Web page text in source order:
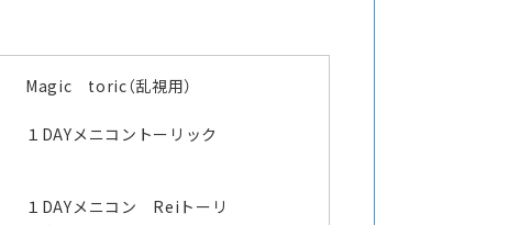
Magic toric（乱視用）
１DAYメニコントーリック
１DAYメニコン Reiトーリ